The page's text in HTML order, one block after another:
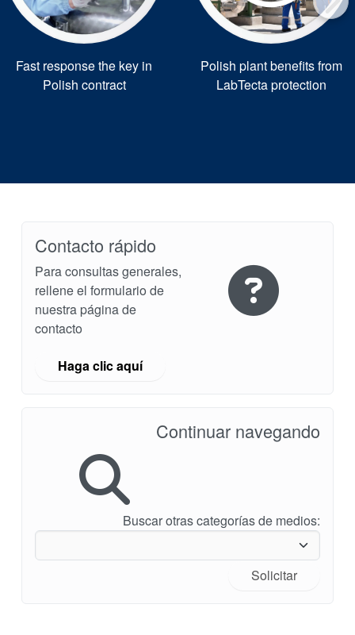
Fast response the key in
Polish contract
Polish plant benefits from
LabTecta protection
Contacto rápido
Para consultas generales,
rellene el formulario de
nuestra página de
contacto
Haga clic aquí
Continuar navegando
Buscar otras categorías de medios:
Solicitar